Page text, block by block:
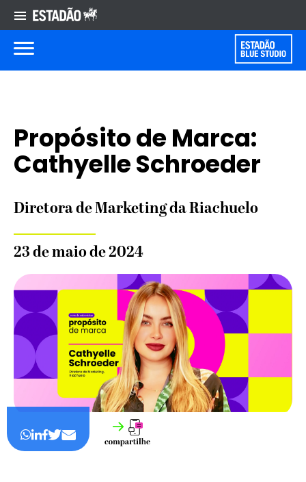
Propósito de Marca:
Cathyelle Schroeder
Diretora de Marketing da Riachuelo
23 de maio de 2024